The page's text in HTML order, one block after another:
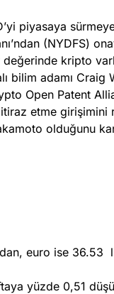
piyasaya sürmeye
(NYDFS)
kripto
bilim adamı Craig
Open Patent
etme girişimini
olduğunu
euro ise 36.53
yüzde 0,51